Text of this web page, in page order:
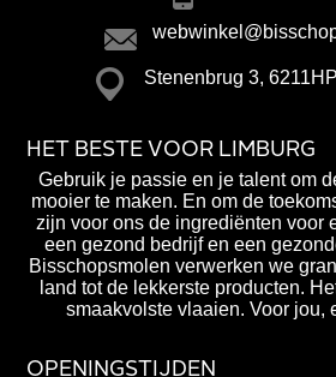
Stenenbrug 3,
HET BESTE VOOR LIMBURG
Gebruik je passie en je talent om
mooier te maken. En om de
zijn voor ons de ingrediënten voor
een gezond bedrijf en een
Bisschopsmolen verwerken we
land tot de lekkerste producten.
smaakvolste vlaaien. Voor jou,
OPENINGSTIJDEN